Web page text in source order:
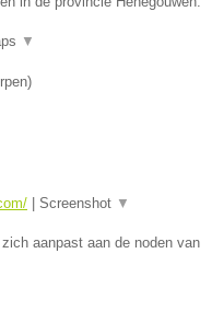
▼
)
Screenshot ▼
aanpast aan de noden van